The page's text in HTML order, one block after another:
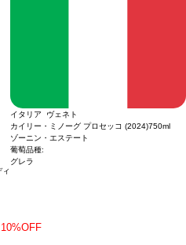
庫切れの場合、在庫があり価格が同様の
れます、ご了承ください。
ィ
イタリア ヴェネト
カイリー・ミノーグ プロセッコ (2024)750ml
ゾーニン・エステート
葡萄品種:
グレラ
10%OFF